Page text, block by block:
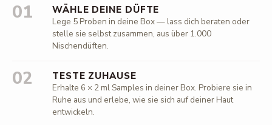
01 WÄHLE DEINE DÜFTE
Lege 5 Proben in deine Box — lass dich beraten oder
stelle sie selbst zusammen, aus über 1.000
Nischendüften.
02 TESTE ZUHAUSE
Erhalte 6 × 2 ml Samples in deiner Box. Probiere sie in
Ruhe aus und erlebe, wie sie sich auf deiner Haut
entwickeln.